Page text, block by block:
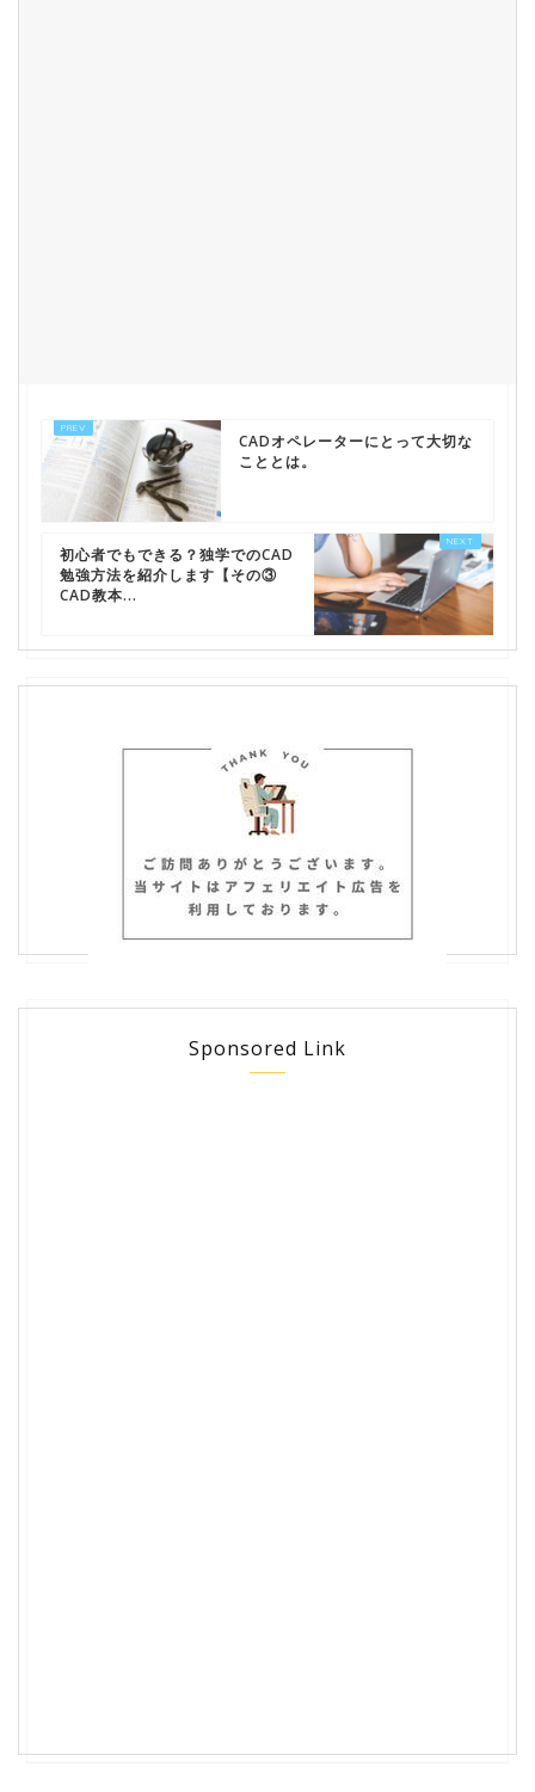
CADオペレーターにとって大切な
こととは。
初心者でもできる？独学でのCAD
勉強方法を紹介します【その③
CAD教本...
Sponsored Link